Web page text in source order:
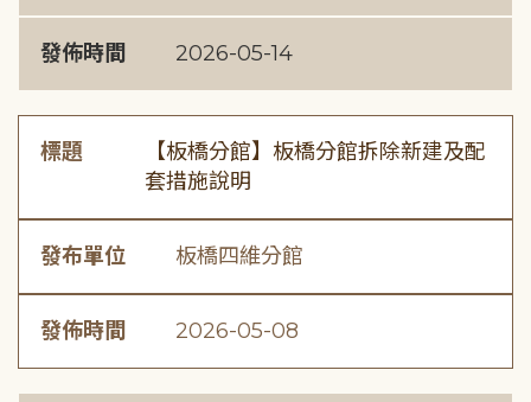
發佈時間 2026-05-14
標題
【板橋分館】板橋分館拆除新建及配
套措施說明
發布單位 板橋四維分館
發佈時間 2026-05-08